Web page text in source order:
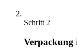
Schritt 2
Verpackung